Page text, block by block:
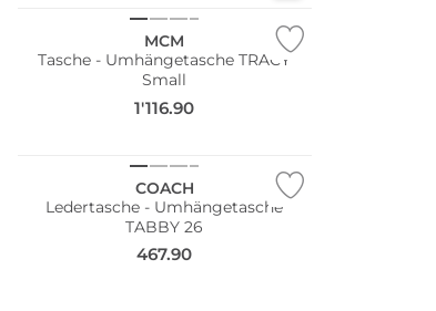
MCM
Tasche - Umhängetasche TRACY
Small
1'116.90
COACH
Ledertasche - Umhängetasche
TABBY 26
467.90